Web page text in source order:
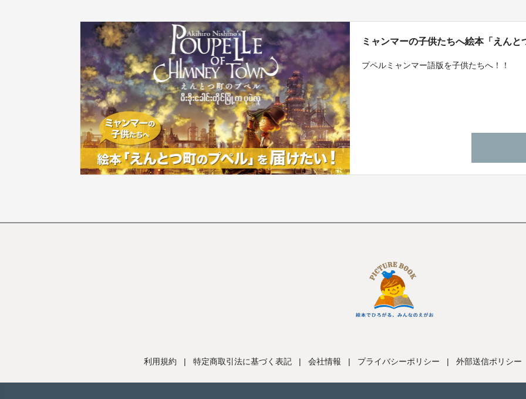
ミャンマーの子供たちへ絵本「えん
プペルミャンマー語版を子供たちへ！！
利用規約 | 特定商取引法に基づく表記 | 会社情報 | プライバシーポリシー | 外部送信ポリシー